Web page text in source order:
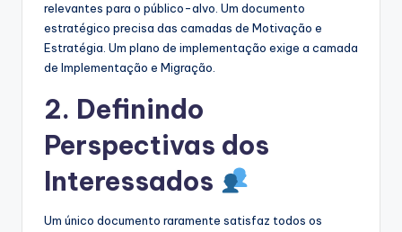
relevantes para o público-alvo. Um documento
estratégico precisa das camadas de Motivação e
Estratégia. Um plano de implementação exige a camada
de Implementação e Migração.
2. Definindo
Perspectivas dos
Interessados
Um único documento raramente satisfaz todos os